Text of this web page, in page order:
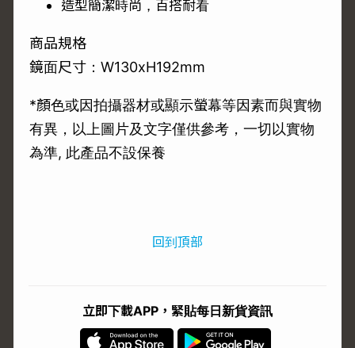
造型簡潔時尚，百搭耐看
商品規格
鏡面尺寸：W130xH192mm
*顏色或因拍攝器材或顯示螢幕等因素而與實物
有異，以上圖片及文字僅供參考，一切以實物
為準, 此產品不設保養
回到頂部
立即下載APP，緊貼每日新貨資訊